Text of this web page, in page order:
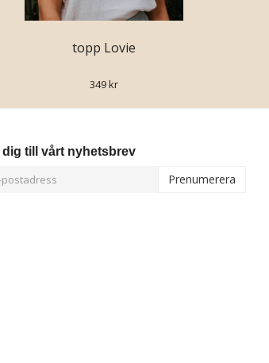
topp Lovie
349 kr
dig till vårt nyhetsbrev
Prenumerera